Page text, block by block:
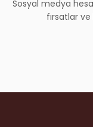
Sosyal medya
fırsatlar